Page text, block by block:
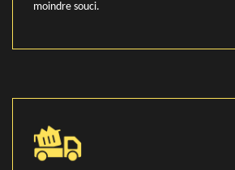
moindre souci.